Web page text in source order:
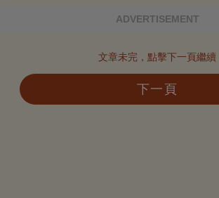
ADVERTISEMENT
文章未完，點擊下一頁繼續
下一頁